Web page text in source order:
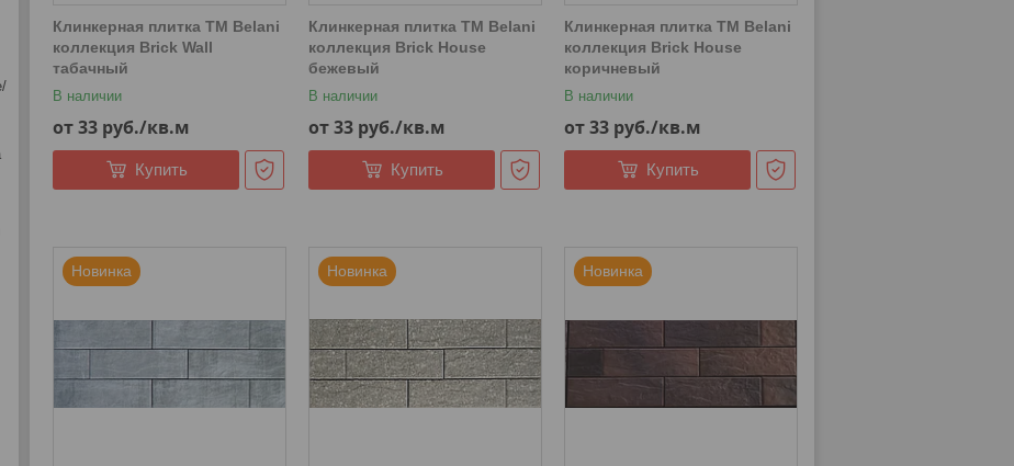
Клинкерная плитка ТМ Belani
коллекция Brick Wall
табачный
В наличии
от 33 руб./кв.м
Купить
Клинкерная плитка ТМ Belani
коллекция Brick House
бежевый
В наличии
от 33 руб./кв.м
Купить
Клинкерная плитка ТМ Belani
коллекция Brick House
коричневый
В наличии
от 33 руб./кв.м
Купить
Новинка Новинка Новинка